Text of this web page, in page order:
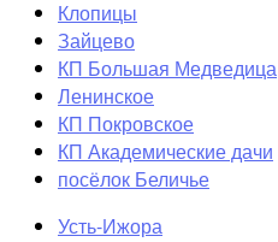
Клопицы
Зайцево
КП Большая Медведица
Ленинское
КП Покровское
КП Академические дачи
посёлок Беличье
Усть-Ижора